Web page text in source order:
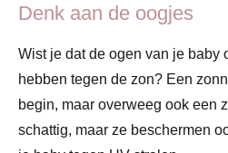
Denk aan de oogjes
Wist je dat de ogen van je baby
hebben tegen de zon? Een
begin, maar overweeg ook een
schattig, maar ze beschermen